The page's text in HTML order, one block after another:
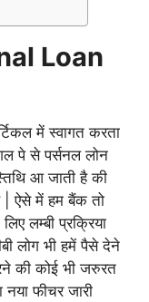
Loan
में स्वागत करता
पे से पर्सनल लोन
आ जाती है की
| ऐसे में हम बैंक तो
लम्बी प्रक्रिया
लोग भी हमें पैसे देने
की कोई भी जरुरत
फीचर जारी